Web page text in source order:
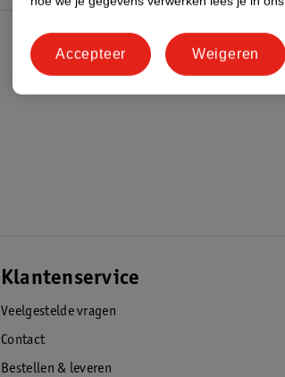
Klantenservice
Veelgestelde vragen
Contact
Bestellen & leveren
Weigeren
Accepteer